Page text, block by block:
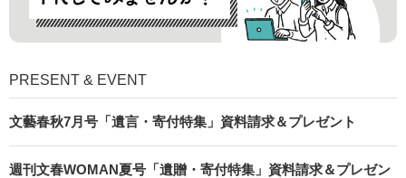
PRESENT & EVENT
文藝春秋7月号「遺言・寄付特集」資料請求＆プレゼント
週刊文春WOMAN夏号「遺贈・寄付特集」資料請求＆プレゼン